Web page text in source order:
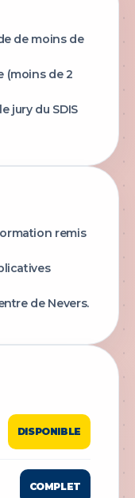
de moins de
(moins de 2
jury du SDIS
remis
de Nevers.
DISPONIBLE
COMPLET